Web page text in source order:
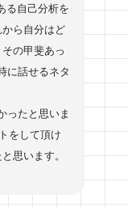
る自己分析を
ら自分はど
の甲斐あっ
に話せるネタ
ったと思いま
をして頂け
思います。